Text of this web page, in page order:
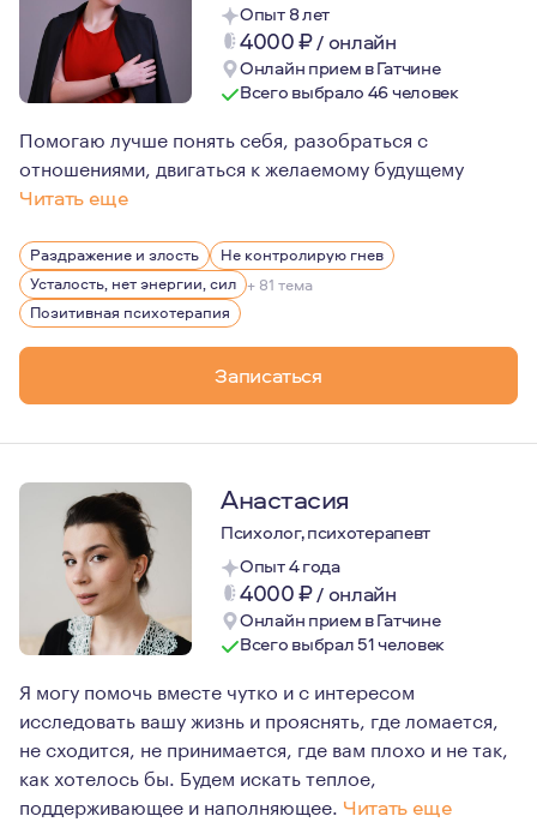
Опыт 8 лет
4000₽/ онлайн
Онлайн прием в Гатчине
Всего выбрало 46 человек
Помогаю лучше понять себя, разобраться с
отношениями, двигаться к желаемому будущему
Читать еще
Опыт каждого человека уникален, все истории
Чтобы "с этим что-то делать", нужно понять самого
Я не даю советов - если честно, я просто не берусь
Раздражение и злость
Не контролирую гнев
Усталость, нет энергии, сил + 81 тема
Позитивная психотерапия
Записаться
Анастасия
Психолог, психотерапевт
Опыт 4 года
4000₽/ онлайн
Онлайн прием в Гатчине
Всего выбрал 51 человек
Я могу помочь вместе чутко и с интересом
исследовать вашу жизнь и прояснять, где ломается,
не сходится, не принимается, где вам плохо и не так,
как хотелось бы. Будем искать теплое,
поддерживающее и наполняющее. Читать еще